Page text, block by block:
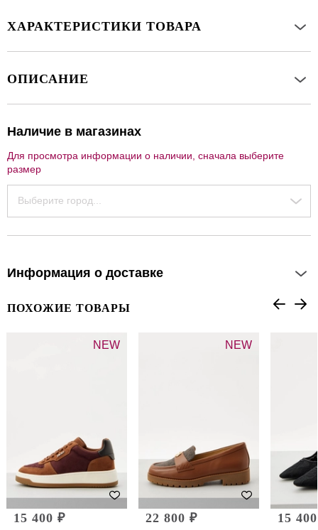
ХАРАКТЕРИСТИКИ ТОВАРА
ОПИСАНИЕ
Наличие в магазинах
Для просмотра информации о наличии, сначала выберите
размер
Выберите город...
Информация о доставке
ПОХОЖИЕ ТОВАРЫ
NEW
15 400 ₽
NEW
22 800 ₽ 15